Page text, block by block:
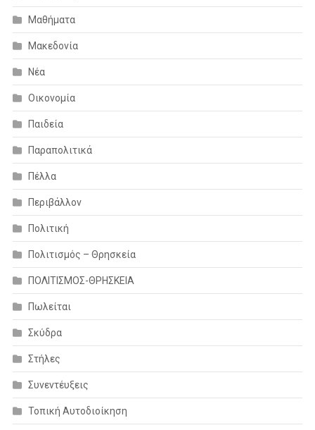
Μαθήματα
Μακεδονία
Νέα
Οικονομία
Παιδεία
Παραπολιτικά
Πέλλα
Περιβάλλον
Πολιτική
Πολιτισμός – Θρησκεία
ΠΟΛΙΤΙΣΜΟΣ-ΘΡΗΣΚΕΙΑ
Πωλείται
Σκύδρα
Στήλες
Συνεντέυξεις
Τοπική Αυτοδιοίκηση